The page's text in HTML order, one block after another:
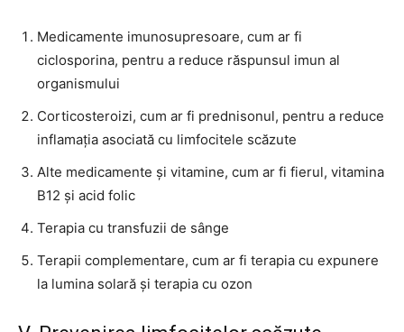
Medicamente imunosupresoare, cum ar fi
ciclosporina, pentru a reduce răspunsul imun al
organismului
Corticosteroizi, cum ar fi prednisonul, pentru a reduce
inflamația asociată cu limfocitele scăzute
Alte medicamente și vitamine, cum ar fi fierul, vitamina
B12 și acid folic
Terapia cu transfuzii de sânge
Terapii complementare, cum ar fi terapia cu expunere
la lumina solară și terapia cu ozon